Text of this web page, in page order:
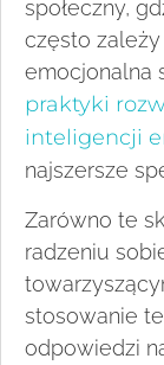
społeczny,
często
emocjonalna
praktyki
inteligencji
najszersze
Zarówno te
radzeniu
stosowanie
odpowiedzi